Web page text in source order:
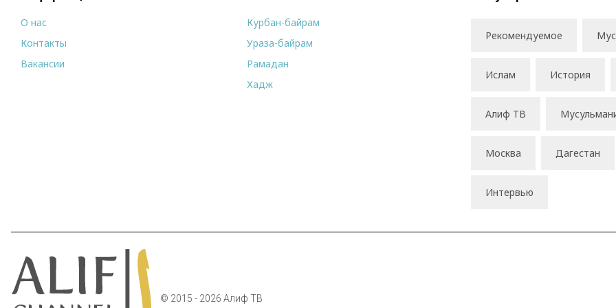
О нас
Контакты
Вакансии
Курбан-байрам
Ураза-байрам
Рамадан
Хадж
Рекомендуемое
Ислам История
Алиф ТВ
Москва Дагестан
Интервью
© 2015 - 2026 Алиф ТВ